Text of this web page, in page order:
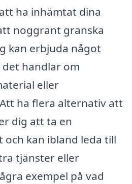
ha inhämtat dina
noggrant granska
kan erbjuda något
handlar om
eller
ha flera alternativ att
dig att ta en
kan ibland leda till
tjänster eller
exempel på vad